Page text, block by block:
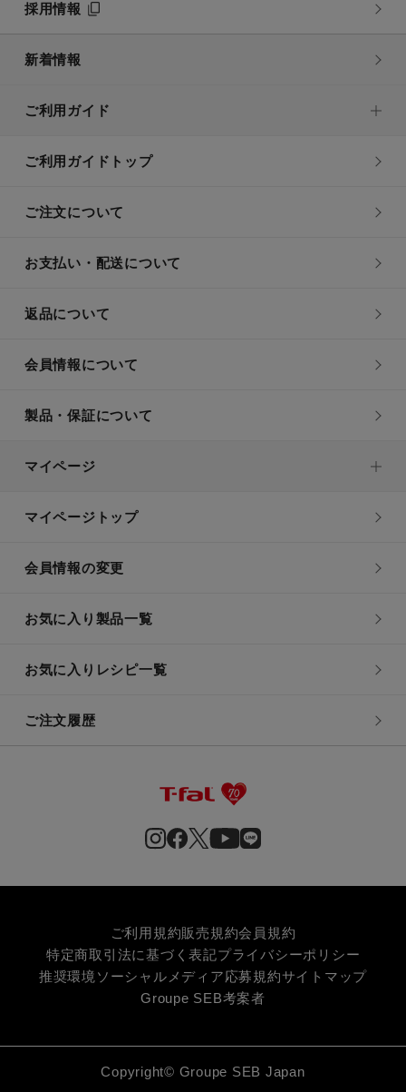
採用情報
新着情報
ご利用ガイド
ご利用ガイドトップ
ご注文について
お支払い・配送について
返品について
会員情報について
製品・保証について
マイページ
マイページトップ
会員情報の変更
お気に入り製品一覧
お気に入りレシピ一覧
ご注文履歴
ご利用規約販売規約会員規約
特定商取引法に基づく表記プライバシーポリシー
推奨環境 ソーシャルメディア応募規約サイトマップ
Groupe SEB考案者
Copyright© Groupe SEB Japan